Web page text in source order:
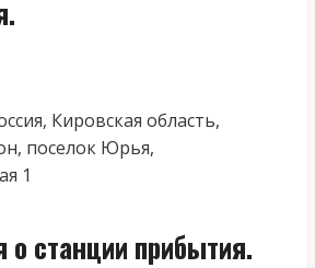
Кировская область,
поселок Юрья,
1
станции прибытия.